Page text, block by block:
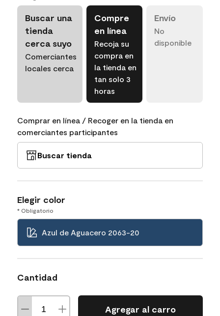
Buscar una
tienda
cerca suyo
Comerciantes
locales cerca
Compre
en línea
Recoja su
compra en
la tienda en
tan solo 3
horas
Envío
No
disponible
Comprar en línea / Recoger en la tienda en
comerciantes participantes
Buscar tienda
Elegir color
* Obligatorio
Azul de Aguacero 2063-20
Cantidad
Agregar al carro